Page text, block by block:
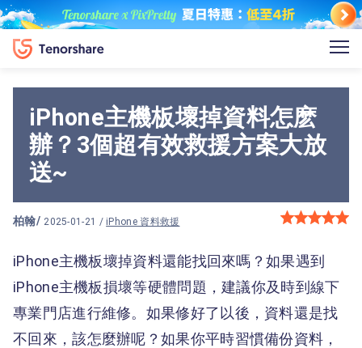
iPhone主機板壞掉資料怎麽
辦？3個超有效救援方案大放
送~
柏翰/ 2025-01-21 / iPhone 資料救援
iPhone主機板壞掉資料還能找回來嗎？如果遇到
iPhone主機板損壞等硬體問題，建議你及時到線下
專業門店進行維修。如果修好了以後，資料還是找
不回來，該怎麼辦呢？如果你平時習慣備份資料，